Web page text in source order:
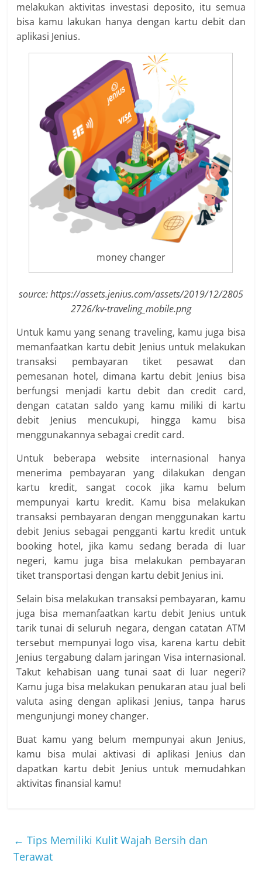
melakukan aktivitas investasi deposito, itu semua
bisa kamu lakukan hanya dengan kartu debit dan
aplikasi Jenius.
money changer
source: https://assets.jenius.com/assets/2019/12/2805
2726/kv-traveling_mobile.png
Untuk kamu yang senang traveling, kamu juga bisa
memanfaatkan kartu debit Jenius untuk melakukan
transaksi pembayaran tiket pesawat dan
pemesanan hotel, dimana kartu debit Jenius bisa
berfungsi menjadi kartu debit dan credit card,
dengan catatan saldo yang kamu miliki di kartu
debit Jenius mencukupi, hingga kamu bisa
menggunakannya sebagai credit card.
Untuk beberapa website internasional hanya
menerima pembayaran yang dilakukan dengan
kartu kredit, sangat cocok jika kamu belum
mempunyai kartu kredit. Kamu bisa melakukan
transaksi pembayaran dengan menggunakan kartu
debit Jenius sebagai pengganti kartu kredit untuk
booking hotel, jika kamu sedang berada di luar
negeri, kamu juga bisa melakukan pembayaran
tiket transportasi dengan kartu debit Jenius ini.
Selain bisa melakukan transaksi pembayaran, kamu
juga bisa memanfaatkan kartu debit Jenius untuk
tarik tunai di seluruh negara, dengan catatan ATM
tersebut mempunyai logo visa, karena kartu debit
Jenius tergabung dalam jaringan Visa internasional.
Takut kehabisan uang tunai saat di luar negeri?
Kamu juga bisa melakukan penukaran atau jual beli
valuta asing dengan aplikasi Jenius, tanpa harus
mengunjungi money changer.
Buat kamu yang belum mempunyai akun Jenius,
kamu bisa mulai aktivasi di aplikasi Jenius dan
dapatkan kartu debit Jenius untuk memudahkan
aktivitas finansial kamu!
← Tips Memiliki Kulit Wajah Bersih dan
Terawat